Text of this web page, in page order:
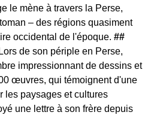
le mène à travers la Perse,
– des régions quasiment
occidental de l'époque.##
Lors de son périple en Perse,
impressionnant de dessins et
œuvres, qui témoignent d'une
les paysages et cultures
une lettre à son frère depuis